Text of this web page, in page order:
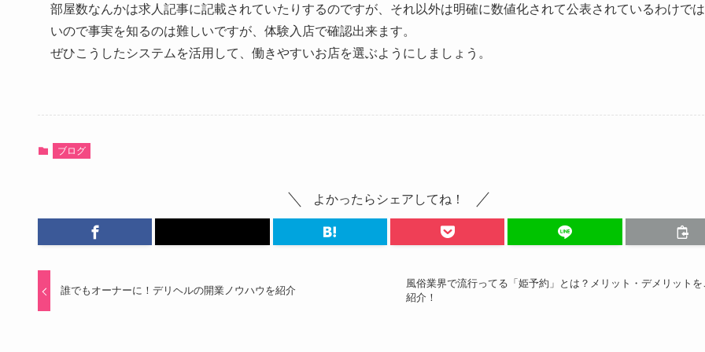
部屋数なんかは求人記事に記載されていたりするのですが、それ以外は明確に数値化されて公表されているわけで
いので事実を知るのは難しいですが、体験入店で確認出来ます。
ぜひこうしたシステムを活用して、働きやすいお店を選ぶようにしましょう。
ブログ
よかったらシェアしてね！
誰でもオーナーに！デリヘルの開業ノウハウを紹介
風俗業界で流行ってる「姫予約」とは？メリット・デメリットを
紹介！